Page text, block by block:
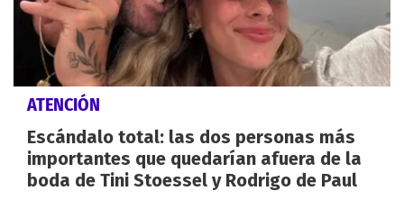
ATENCIÓN
Escándalo total: las dos personas más
importantes que quedarían afuera de la
boda de Tini Stoessel y Rodrigo de Paul